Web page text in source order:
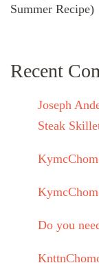
Summer Recipe)
Recent
Joseph
Steak
Do you